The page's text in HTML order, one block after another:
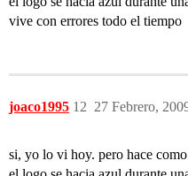
vive con errores todo el tiempo
joaco1995 27 Febrero,
12
si, yo lo vi hoy. pero hace